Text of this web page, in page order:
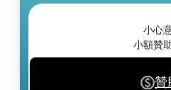
小心
小額贊
贊